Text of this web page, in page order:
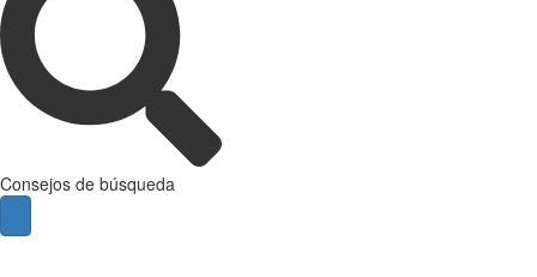
Consejos de búsqueda